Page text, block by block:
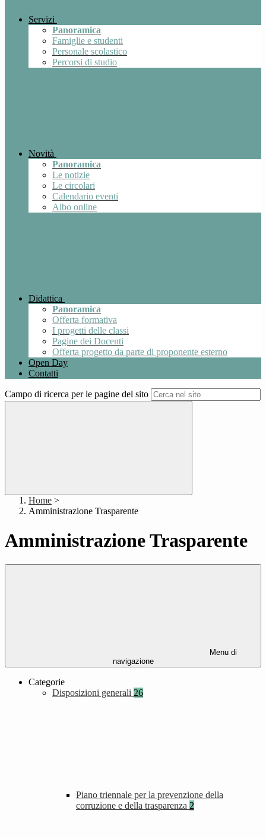
Servizi
Panoramica
Famiglie e studenti
Personale scolastico
Percorsi di studio
Novità
Panoramica
Le notizie
Le circolari
Calendario eventi
Albo online
Didattica
Panoramica
Offerta formativa
I progetti delle classi
Pagine dei Docenti
Offerta progetto da parte di proponente esterno
Open Day
Contatti
Campo di ricerca per le pagine del sito
Home >
Amministrazione Trasparente
Amministrazione Trasparente
Menu di
navigazione
Categorie
Disposizioni generali 26
Piano triennale per la prevenzione della
corruzione e della trasparenza 2